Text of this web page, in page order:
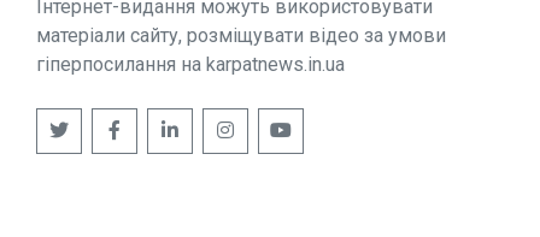
Інтернет-видання можуть використовувати
матеріали сайту, розміщувати відео за умови
гіперпосилання на karpatnews.in.ua